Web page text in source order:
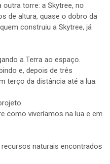
torre: a Skytree, no
de altura, quase o dobro da
construiu a Skytree, já
a Terra ao espaço.
e, depois de três
terço da distância até a lua.
como viveríamos na lua e em
recursos naturais encontrados